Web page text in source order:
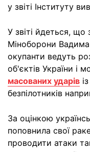
у звіті Інституту
У звіті йдеться,
Міноборони Вадима
окупанти ведуть
об'єктів України і
масованих ударів
безпілотників
За оцінкою
поповнила свої
проводити атаки